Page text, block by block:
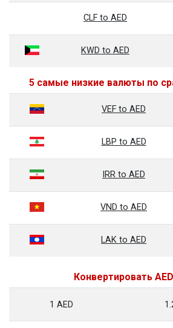
CLF to AED
KWD to AED
5 самые низкие валюты по
VEF to AED
LBP to AED
IRR to AED
VND to AED
LAK to AED
Конвертировать
1 AED